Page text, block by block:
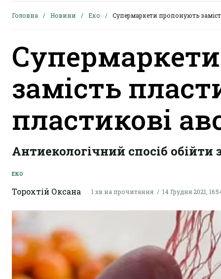
Головна Новини Еко Супермаркети пропонують
замість
пластикові
Антиекологічний спосіб обійти
ЕКО
Торохтій Оксана 1 хв на прочитання 14 Грудня 2021,